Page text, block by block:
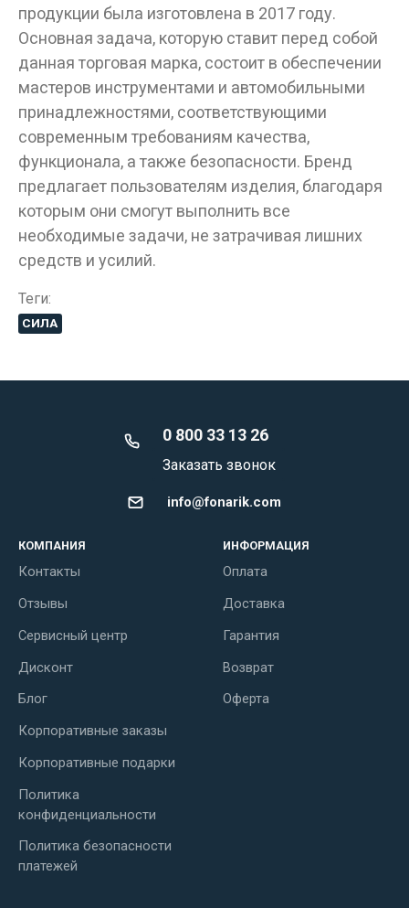
продукции была изготовлена в 2017 году.
Основная задача, которую ставит перед собой
данная торговая марка, состоит в обеспечении
мастеров инструментами и автомобильными
принадлежностями, соответствующими
современным требованиям качества,
функционала, а также безопасности. Бренд
предлагает пользователям изделия, благодаря
которым они смогут выполнить все
необходимые задачи, не затрачивая лишних
средств и усилий.
Теги:
СИЛА
0 800 33 13 26
Заказать звонок
info@fonarik.com
КОМПАНИЯ
Контакты
Отзывы
Сервисный центр
Дисконт
Блог
Корпоративные заказы
Корпоративные подарки
Политика
конфиденциальности
Политика безопасности
платежей
ИНФОРМАЦИЯ
Оплата
Доставка
Гарантия
Возврат
Оферта